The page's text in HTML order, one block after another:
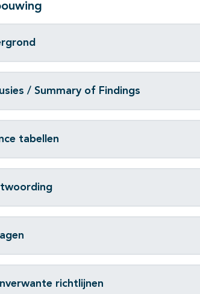
/ Summary of Findings
tabellen
richtlijnen